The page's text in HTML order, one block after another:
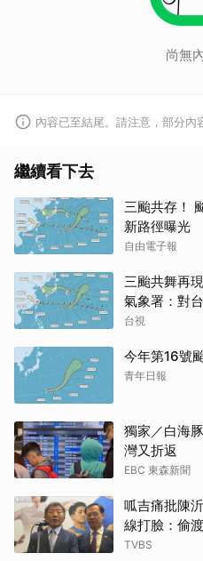
尚無
內容已至結尾。請注意，部分內
繼續看下去
三颱共存！
新路徑曝光
自由電子報
三颱共舞再
氣象署：對
台視
今年第16號
青年日報
獨家／白海
灣又折返
EBC 東森新聞
呱吉痛批陳
線打臉：偷
TVBS